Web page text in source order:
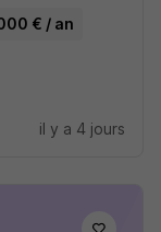
€ / an
il y a 4 jours